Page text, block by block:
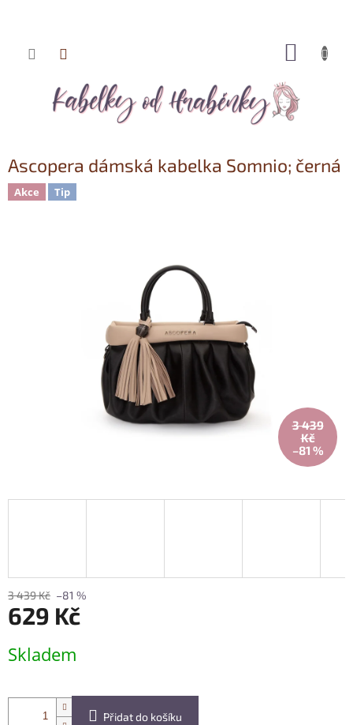
Přejít
Ascopera dámská kabelka Somnio; černá
Akce Tip
3 439
Kč
–81 %
3 439 Kč –81 %
629 Kč
cena:
Skladem
Přidat do košíku